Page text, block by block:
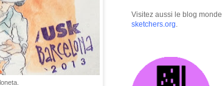
Visitez aussi le blog monde
sketchers.org